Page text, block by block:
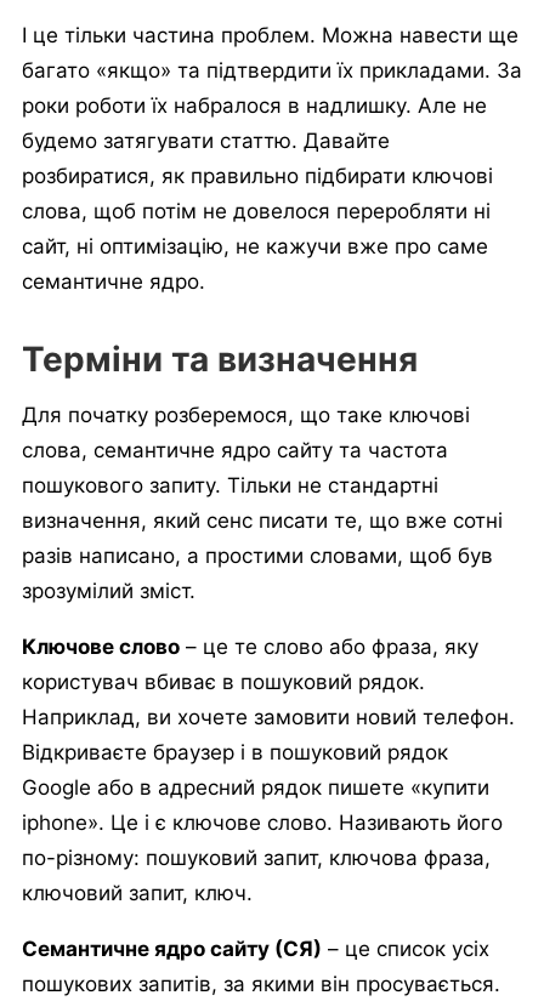
І це тільки частина проблем. Можна навести ще
багато «якщо» та підтвердити їх прикладами. За
роки роботи їх набралося в надлишку. Але не
будемо затягувати статтю. Давайте
розбиратися, як правильно підбирати ключові
слова, щоб потім не довелося переробляти ні
сайт, ні оптимізацію, не кажучи вже про саме
семантичне ядро.
Терміни та визначення
Для початку розберемося, що таке ключові
слова, семантичне ядро сайту та частота
пошукового запиту. Тільки не стандартні
визначення, який сенс писати те, що вже сотні
разів написано, а простими словами, щоб був
зрозумілий зміст.
Ключове слово – це те слово або фраза, яку
користувач вбиває в пошуковий рядок.
Наприклад, ви хочете замовити новий телефон.
Відкриваєте браузер і в пошуковий рядок
Google або в адресний рядок пишете «купити
iphone». Це і є ключове слово. Називають його
по-різному: пошуковий запит, ключова фраза,
ключовий запит, ключ.
Семантичне ядро сайту (СЯ) – це список усіх
пошукових запитів, за якими він просувається.